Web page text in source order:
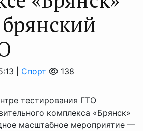
| Спорт 138
тестирования ГТО
комплекса «Брянск»
масштабное мероприятие —